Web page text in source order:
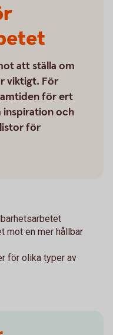
att ställa om
viktigt. För
för ert
inspiration och
för
mot en mer hållbar
för olika typer av